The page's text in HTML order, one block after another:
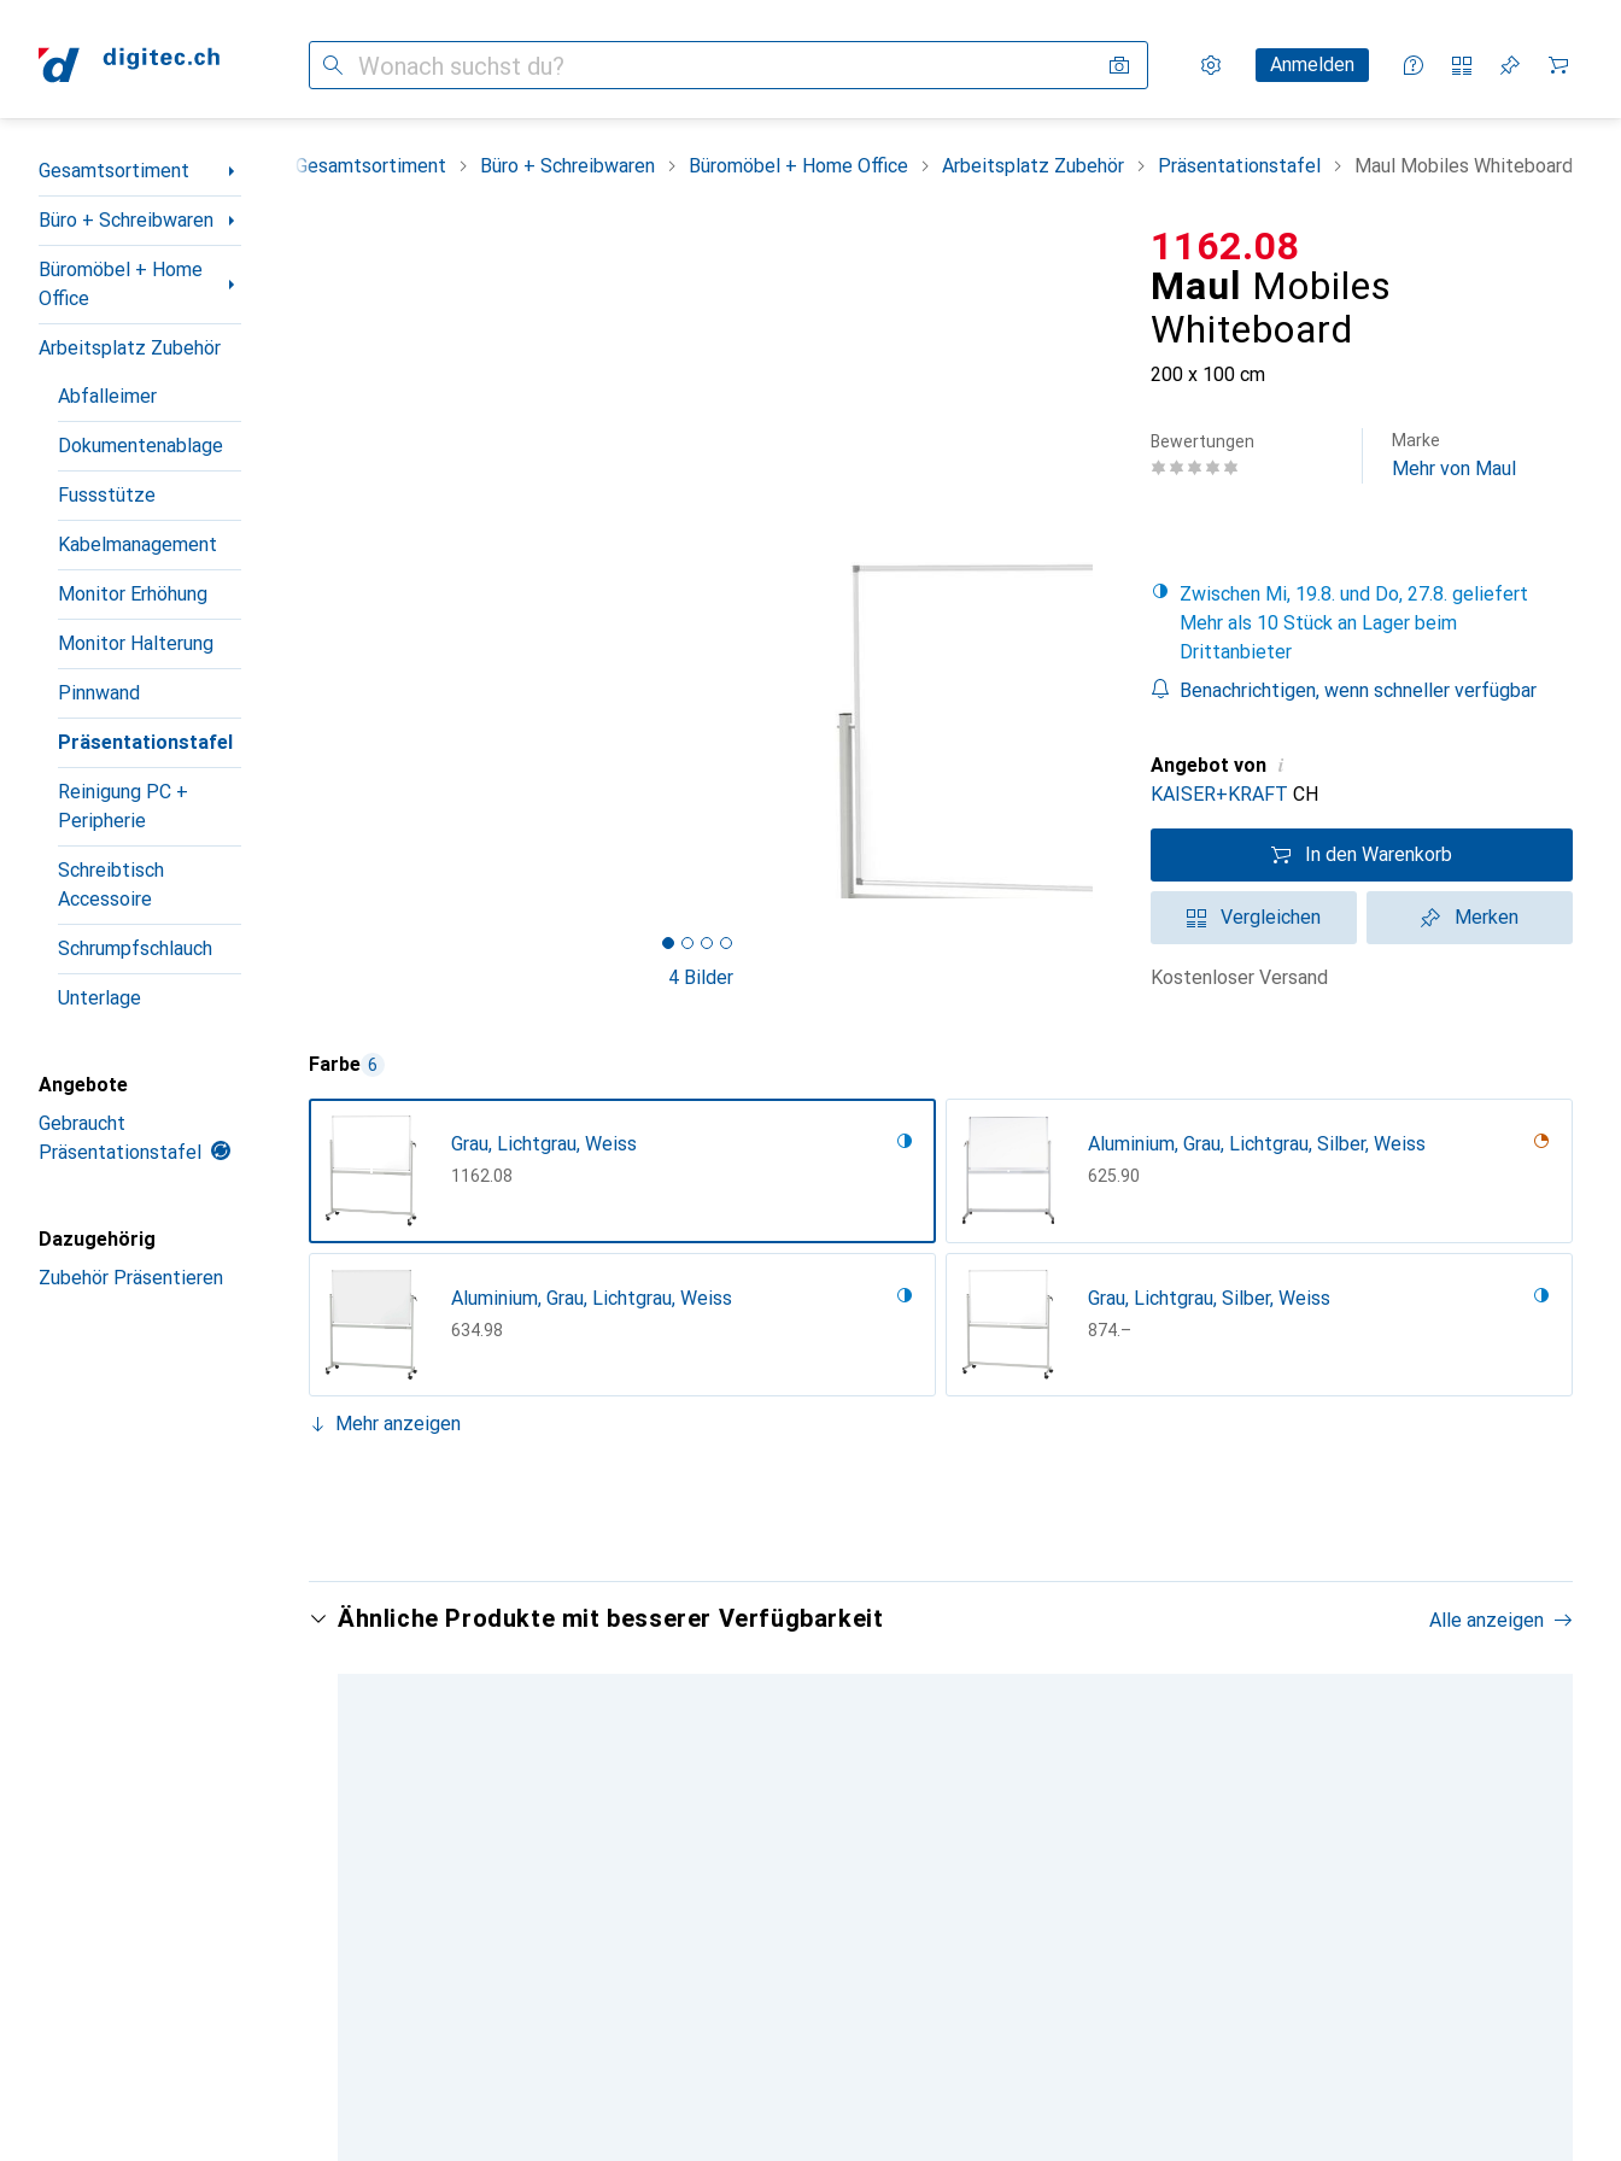
Suche Einstellungen
KundenkontoAnmelden
Vergleichslisten
Merklisten
Warenkorb
Navigation nach Kategorien
Gesamtsortiment
Büro + Schreibwaren
Büromöbel + Home
Office
Arbeitsplatz Zubehör
Abfalleimer
Dokumentenablage
Fussstütze
Kabelmanagement
Monitor Erhöhung
Monitor Halterung
Pinnwand
Präsentationstafel
Reinigung PC +
Peripherie
Schreibtisch
Accessoire
Schrumpfschlauch
Unterlage
Angebote
Gebraucht
Präsentationstafel
Dazugehörig
Zubehör Präsentieren
Gesamtsortiment Büro + Schreibwaren Büromöbel + Home Office Arbeitsplatz Zubehör Präsentationstafel Maul Mobiles Whiteboard
4 Bilder
Maul Mobiles
Whiteboard
200 x 100 cm
CHF
1162.08
Bewertungen Marke
Mehr von Maul
Zwischen Mi, 19.8. und Do, 27.8. geliefert
Mehr als 10 Stück an Lager beim
Drittanbieter
Benachrichtigen, wenn schneller verfügbar
Angebot von i
KAISER+KRAFT CH
In den Warenkorb
Vergleichen Merken
kostenloser Versand
Farbe 6
Grau, Lichtgrau, Weiss
CHF
1162.08
Aluminium, Grau, Lichtgrau, Silber, Weiss
CHF
625.90
Aluminium, Grau, Lichtgrau, Weiss
CHF
634.98
Grau, Lichtgrau, Silber, Weiss
CHF
874.–
Mehr anzeigen
Ähnliche Produkte mit besserer Verfügbarkeit Alle anzeigen